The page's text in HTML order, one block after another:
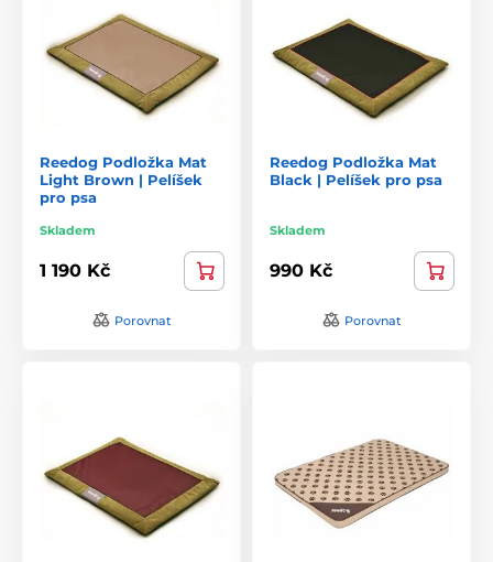
Reedog Podložka Mat
Light Brown | Pelíšek
pro psa
Skladem
1 190 Kč
Porovnat
Reedog Podložka Mat
Black | Pelíšek pro psa
Skladem
990 Kč
Porovnat